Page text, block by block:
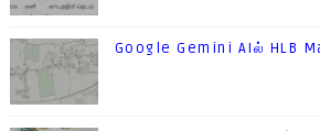
Google Gemini AIல் HLB